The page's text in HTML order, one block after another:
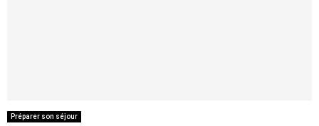
Préparer son séjour